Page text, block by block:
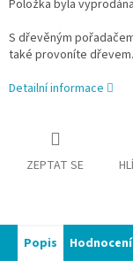
Položka byla
S dřevěným
také provoníte dřevem.
Detailní informace
ZEPTAT SE
Popis Hodnocení